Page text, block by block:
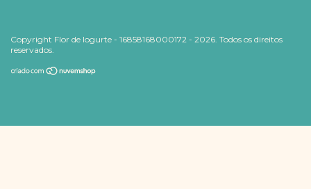
Copyright Flor de Iogurte - 16858168000172 - 2026. Todos os direitos
reservados.